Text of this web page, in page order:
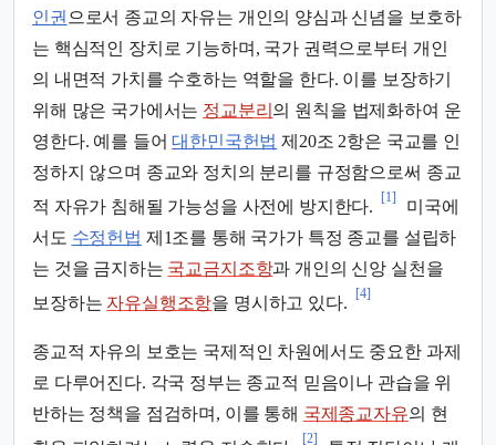
인권 으로서 종교의 자유는 개인의 양심과 신념을 보호하
는 핵심적인 장치로 기능하며, 국가 권력으로부터 개인
의 내면적 가치를 수호하는 역할을 한다. 이를 보장하기
위해 많은 국가에서는 정교분리 의 원칙을 법제화하여 운
영한다. 예를 들어대한민국헌법 제20조 2항은 국교를 인
정하지 않으며 종교와 정치의 분리를 규정함으로써 종교
적 자유가 침해될 가능성을 사전에 방지한다.
[1]
미국에
서도 수정헌법 제1조를 통해 국가가 특정 종교를 설립하
는 것을 금지하는 국교금지조항과 개인의 신앙 실천을
보장하는 자유실행조항을 명시하고 있다.
[4]
종교적 자유의 보호는 국제적인 차원에서도 중요한 과제
로 다루어진다. 각국 정부는 종교적 믿음이나 관습을 위
반하는 정책을 점검하며, 이를 통해 국제종교자유의 현
[2]